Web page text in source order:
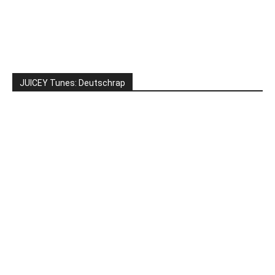
JUICEY Tunes: Deutschrap